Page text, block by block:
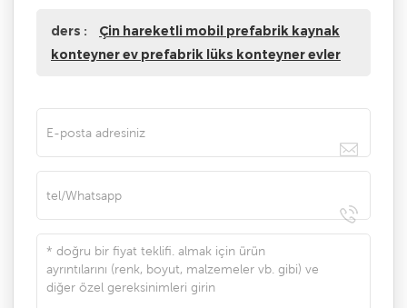
ders :
Çin hareketli mobil prefabrik kaynak
konteyner ev prefabrik lüks konteyner evler